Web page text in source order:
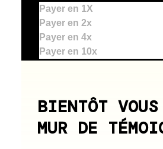
Payer en 1X
Payer en 2x
Payer en 4x
Payer en 10x
BIENTÔT
MUR DE